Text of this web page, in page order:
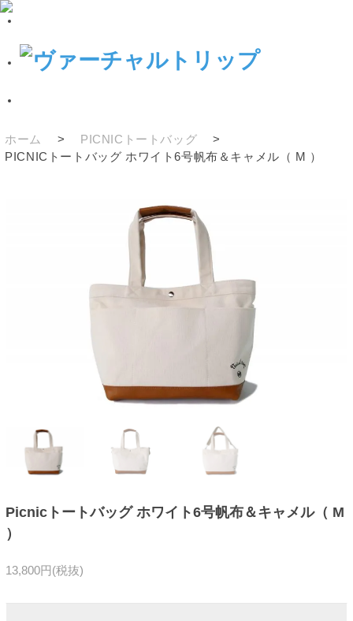
ホーム > PICNICトートバッグ
>
PICNICトートバッグ ホワイト6号帆布＆キャメル（ M ）
Picnicトートバッグ ホワイト6号帆布＆キャメル（ M
）
13,800円(税抜)